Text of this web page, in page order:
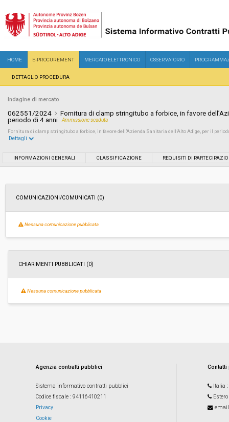
HOME E-PROCUREMENT MERCATO ELETTRONICO OSSERVATORIO
DETTAGLIO PROCEDURA
Indagine di mercato
062551/2024
Fornitura di clamp stringitubo a forbice, in favore
periodo di 4 anni
Ammissione scaduta
Fornitura di clamp stringitubo a forbice, in favore dell’Azienda Sanitaria dell’Alto Adige, per il
Svolgimento:
Importo a base di gara soggetto a
ribasso:
Dettagli
INFORMAZIONI GENERALI CLASSIFICAZIONE REQUISITI DI
COMUNICAZIONI/COMUNICATI (0)
Nessuna comunicazione pubblicata
CHIARIMENTI PUBBLICATI (0)
Nessuna comunicazione pubblicata
Agenzia contratti pubblici
Sistema informativo contratti pubblici
Codice fiscale : 94116410211
Privacy
Cookie
Italia
Estero
email